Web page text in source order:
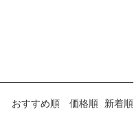
おすすめ順 価格順 新着順